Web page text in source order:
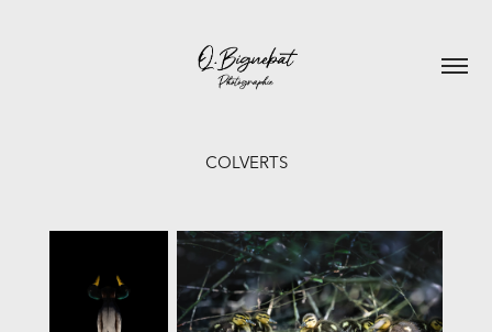
COLVERTS